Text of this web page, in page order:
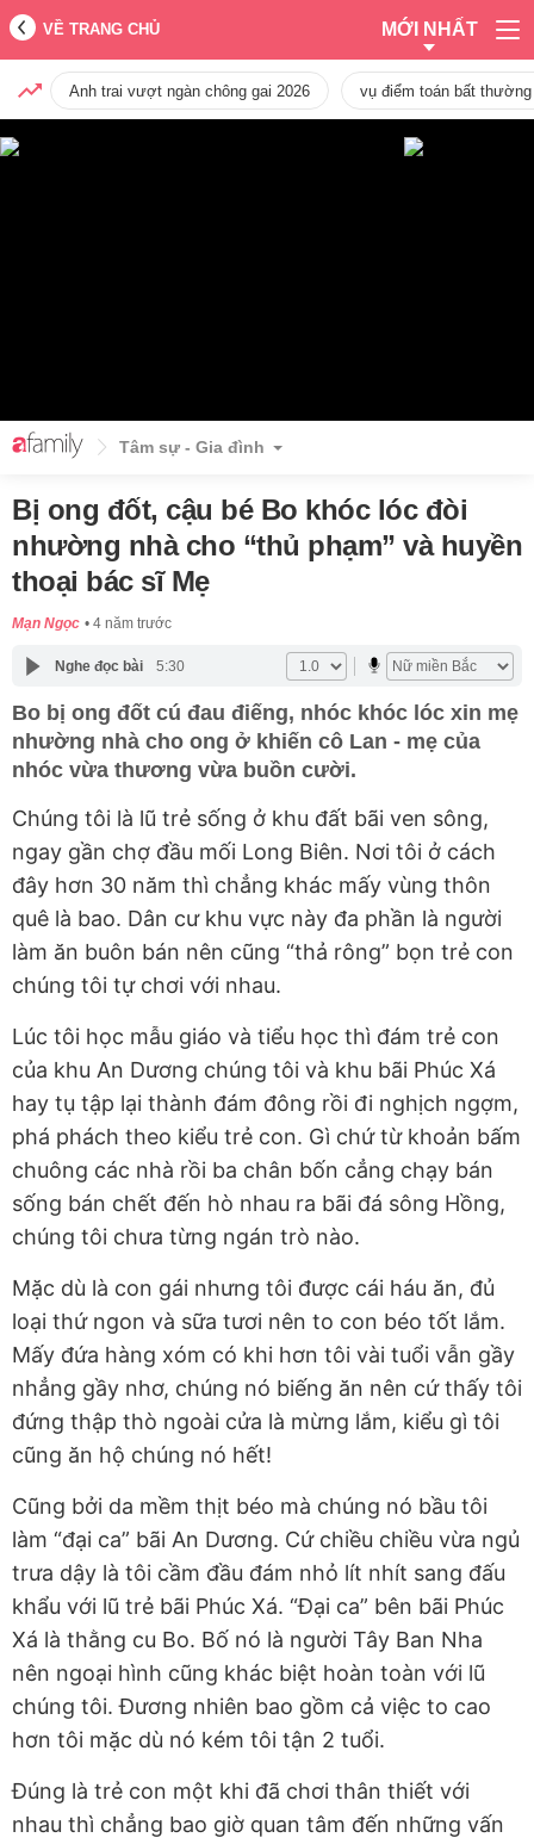
VỀ TRANG CHỦ MỚI NHẤT
Anh trai vượt ngàn chông gai 2026 vụ điểm toán bất
Tâm sự - Gia đình
Bị ong đốt, cậu bé Bo khóc lóc đòi
nhường nhà cho “thủ phạm” và huyền
thoại bác sĩ Mẹ
Mạn Ngọc 4 năm trước
Nghe đọc bài 5:30
Bo bị ong đốt cú đau điếng, nhóc khóc lóc xin mẹ
nhường nhà cho ong ở khiến cô Lan - mẹ của
nhóc vừa thương vừa buồn cười.
Chúng tôi là lũ trẻ sống ở khu đất bãi ven sông,
ngay gần chợ đầu mối Long Biên. Nơi tôi ở cách
đây hơn 30 năm thì chẳng khác mấy vùng thôn
quê là bao. Dân cư khu vực này đa phần là người
làm ăn buôn bán nên cũng “thả rông” bọn trẻ con
chúng tôi tự chơi với nhau.
Lúc tôi học mẫu giáo và tiểu học thì đám trẻ con
của khu An Dương chúng tôi và khu bãi Phúc Xá
hay tụ tập lại thành đám đông rồi đi nghịch ngợm,
phá phách theo kiểu trẻ con. Gì chứ từ khoản bấm
chuông các nhà rồi ba chân bốn cẳng chạy bán
sống bán chết đến hò nhau ra bãi đá sông Hồng,
chúng tôi chưa từng ngán trò nào.
Mặc dù là con gái nhưng tôi được cái háu ăn, đủ
loại thứ ngon và sữa tươi nên to con béo tốt lắm.
Mấy đứa hàng xóm có khi hơn tôi vài tuổi vẫn gầy
nhẳng gầy nhơ, chúng nó biếng ăn nên cứ thấy tôi
đứng thập thò ngoài cửa là mừng lắm, kiểu gì tôi
cũng ăn hộ chúng nó hết!
Cũng bởi da mềm thịt béo mà chúng nó bầu tôi
làm “đại ca” bãi An Dương. Cứ chiều chiều vừa ngủ
trưa dậy là tôi cầm đầu đám nhỏ lít nhít sang đấu
khẩu với lũ trẻ bãi Phúc Xá. “Đại ca” bên bãi Phúc
Xá là thằng cu Bo. Bố nó là người Tây Ban Nha
nên ngoại hình cũng khác biệt hoàn toàn với lũ
chúng tôi. Đương nhiên bao gồm cả việc to cao
hơn tôi mặc dù nó kém tôi tận 2 tuổi.
Đúng là trẻ con một khi đã chơi thân thiết với
nhau thì chẳng bao giờ quan tâm đến những vấn